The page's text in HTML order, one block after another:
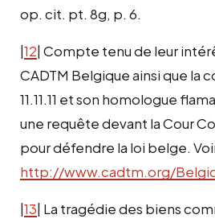
op. cit. pt. 8g, p. 6.
|12| Compte tenu de leur
CADTM Belgique ainsi que la
11.11.11 et son homologue
une requête devant la Cour
pour défendre la loi belge.
http://www.cadtm.org/
|13| La tragédie des biens